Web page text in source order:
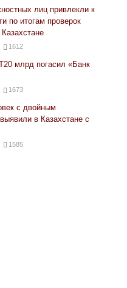
лиц привлекли к
по итогам проверок
1612
млрд погасил «Банк
1673
с двойным
в Казахстане с
1585